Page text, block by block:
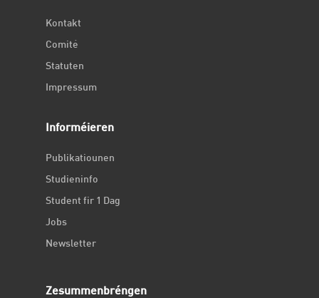
Kontakt
Comité
Statuten
Impressum
Informéieren
Publikatiounen
Studieninfo
Student fir 1 Dag
Jobs
Newsletter
Zesummenbréngen